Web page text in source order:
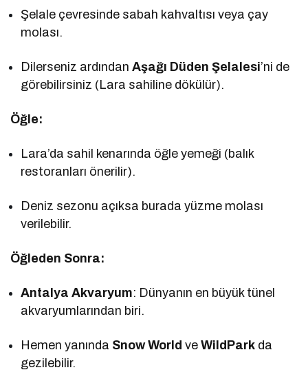
Şelale çevresinde sabah kahvaltısı veya çay
molası.
Dilerseniz ardındanAşağı Düden Şelalesi’ni de
görebilirsiniz (Lara sahiline dökülür).
Öğle:
Lara’da sahil kenarında öğle yemeği (balık
restoranları önerilir).
Deniz sezonu açıksa burada yüzme molası
verilebilir.
Öğleden Sonra:
Antalya Akvaryum: Dünyanın en büyük tünel
akvaryumlarından biri.
Hemen yanında Snow World veWildPark da
gezilebilir.